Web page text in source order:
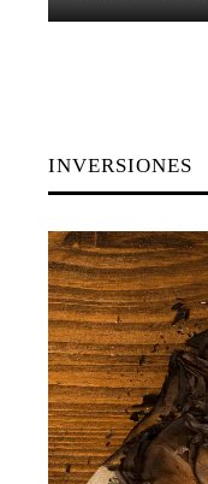
INVERSIONES